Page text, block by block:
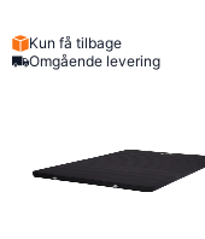
Kun få tilbage
Omgående levering